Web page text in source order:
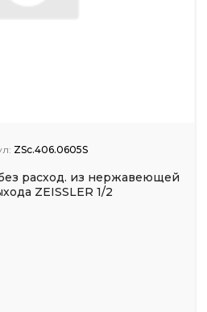
ZSc.406.0605S
расход. из нержавеющей
ZEISSLER 1/2